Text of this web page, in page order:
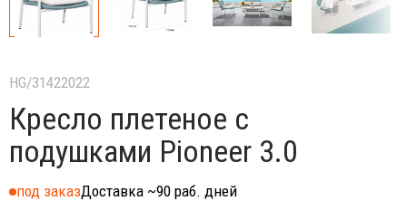
HG/31422022
Кресло плетеное с
подушками Pioneer 3.0
под заказДоставка ~90 раб. дней